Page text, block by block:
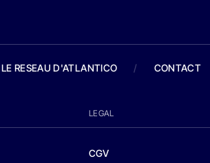
LE RESEAU D'ATLANTICO / CONTACT
LEGAL
CGV